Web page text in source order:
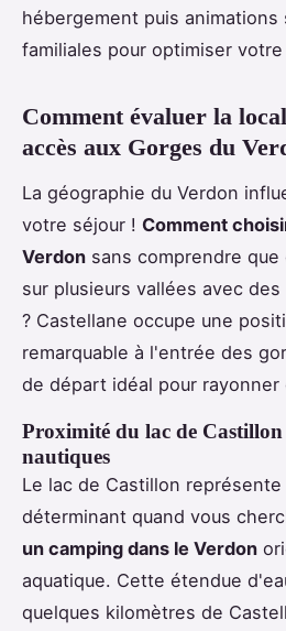
hébergement puis
familiales pour optimiser
Comment évaluer la
accès aux Gorges du
La géographie du Verdon
votre séjour ! Comment
Verdon sans comprendre
sur plusieurs vallées avec
? Castellane occupe une
remarquable à l'entrée des
de départ idéal pour
Proximité du lac de Castillon
nautiques
Le lac de Castillon
déterminant quand vous
un camping dans le Verdon
aquatique. Cette étendue
quelques kilomètres de